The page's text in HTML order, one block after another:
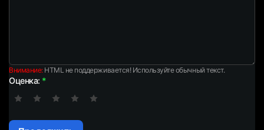
Внимание:HTML не поддерживается! Используйте обычный текст.
Оценка: